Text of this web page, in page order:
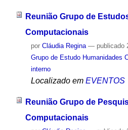
Reunião Grupo de
Computacionais
por Cláudia Regina — publicado
Grupo de Estudo Humanidades
interno
Localizado em EVENTOS
Reunião Grupo de
Computacionais